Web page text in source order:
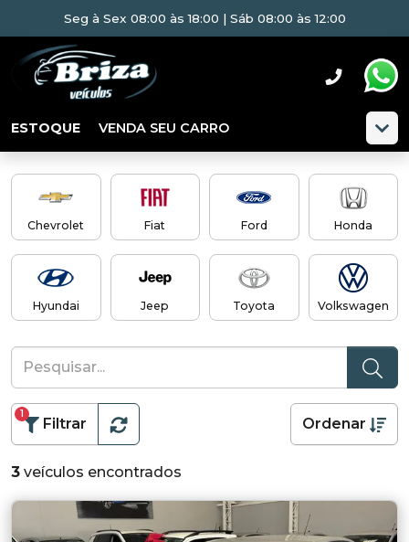
Seg à Sex 08:00 às 18:00 | Sáb 08:00 às 12:00
ESTOQUE VENDA SEU CARRO
Chevrolet Fiat Ford Honda
Hyundai Jeep Toyota Volkswagen
Filtrar
1
Ordenar
3 veículos encontrados